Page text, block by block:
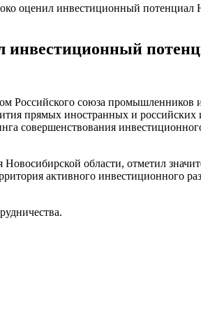
оценил инвестиционный потенциал
Российского союза промышленников
прямых иностранных и
совершенствования
Новосибирской области, отметил
активного инвестиционного